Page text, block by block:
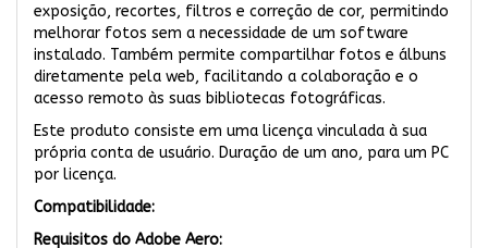
exposição, recortes, filtros e correção de cor, permitindo
melhorar fotos sem a necessidade de um software
instalado. Também permite compartilhar fotos e álbuns
diretamente pela web, facilitando a colaboração e o
acesso remoto às suas bibliotecas fotográficas.
Este produto consiste em uma licença vinculada à sua
própria conta de usuário. Duração de um ano, para um PC
por licença.
Compatibilidade:
Requisitos do Adobe Aero: